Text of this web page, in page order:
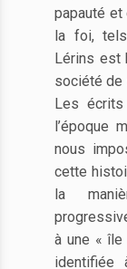
papauté
la foi,
Lérins est
société de
Les
l’époque
nous
cette
la
à une «
identifiée